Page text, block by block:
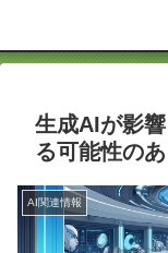
生成AIが影
る可能性の
AI関連情報